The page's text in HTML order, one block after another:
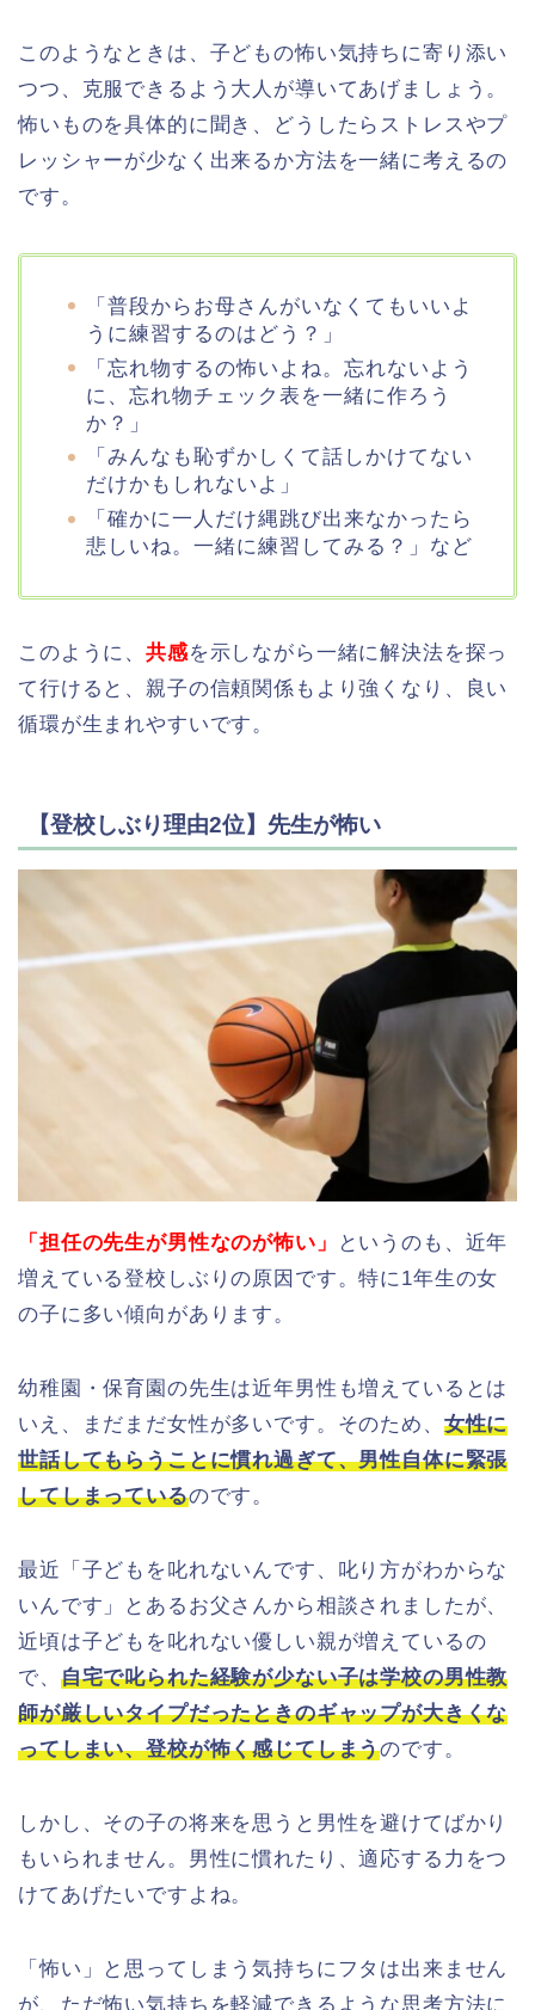
このようなときは、子どもの怖い気持ちに寄り添い
つつ、克服できるよう大人が導いてあげましょう。
怖いものを具体的に聞き、どうしたらストレスやプ
レッシャーが少なく出来るか方法を一緒に考えるの
です。
「普段からお母さんがいなくてもいいよ
うに練習するのはどう？」
「忘れ物するの怖いよね。忘れないよう
に、忘れ物チェック表を一緒に作ろう
か？」
「みんなも恥ずかしくて話しかけてない
だけかもしれないよ」
「確かに一人だけ縄跳び出来なかったら
悲しいね。一緒に練習してみる？」など
このように、共感を示しながら一緒に解決法を探っ
て行けると、親子の信頼関係もより強くなり、良い
循環が生まれやすいです。
【登校しぶり理由2位】先生が怖い
「担任の先生が男性なのが怖い」
というのも、近年
増えている登校しぶりの原因です。特に1年生の女
の子に多い傾向があります。
幼稚園・保育園の先生は近年男性も増えているとは
いえ、まだまだ女性が多いです。そのため、 女性に
世話してもらうことに慣れ過ぎて、男性自体に緊張
してしまっているのです。
最近「子どもを叱れないんです、叱り方がわからな
いんです」とあるお父さんから相談されましたが、
近頃は子どもを叱れない優しい親が増えているの
で、 自宅で叱られた経験が少ない子は学校の男性教
師が厳しいタイプだったときのギャップが大きくな
ってしまい、登校が怖く感じてしまうのです。
しかし、その子の将来を思うと男性を避けてばかり
もいられません。男性に慣れたり、適応する力をつ
けてあげたいですよね。
「怖い」と思ってしまう気持ちにフタは出来ません
が、ただ怖い気持ちを軽減できるような思考方法に